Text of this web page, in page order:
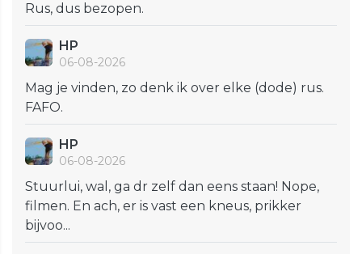
Rus, dus bezopen.
HP
06-08-2026
Mag je vinden, zo denk ik over elke (dode) rus.
FAFO.
HP
06-08-2026
Stuurlui, wal, ga dr zelf dan eens staan! Nope,
filmen. En ach, er is vast een kneus, prikker
bijvoo...